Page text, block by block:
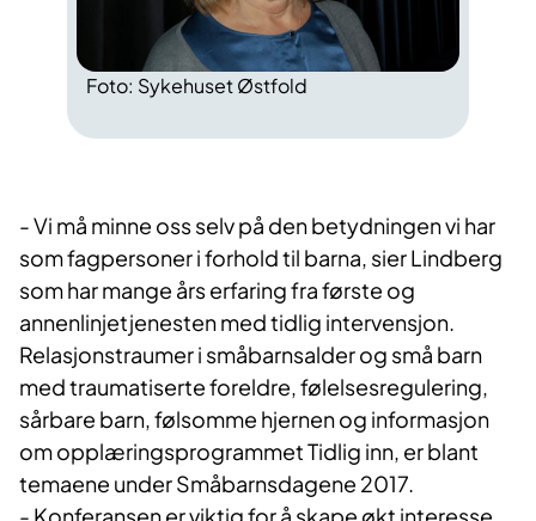
Foto: Sykehuset Østfold
- Vi må minne oss selv på den betydningen vi har
som fagpersoner i forhold til barna, sier Lindberg
som har mange års erfaring fra første og
annenlinjetjenesten med tidlig intervensjon.
Relasjonstraumer i småbarnsalder og små barn
med traumatiserte foreldre, følelsesregulering,
sårbare barn, følsomme hjernen og informasjon
om opplæringsprogrammet Tidlig inn, er blant
temaene under Småbarnsdagene 2017.